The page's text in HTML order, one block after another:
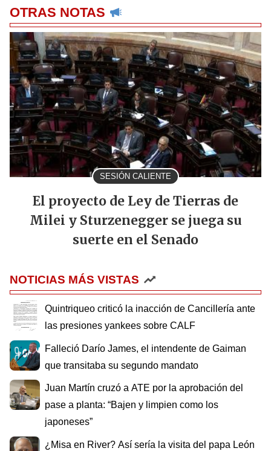
OTRAS NOTAS
SESIÓN CALIENTE
El proyecto de Ley de Tierras de
Milei y Sturzenegger se juega su
suerte en el Senado
NOTICIAS MÁS VISTAS
Quintriqueo criticó la inacción de Cancillería ante
las presiones yankees sobre CALF
Falleció Darío James, el intendente de Gaiman
que transitaba su segundo mandato
Juan Martín cruzó a ATE por la aprobación del
pase a planta: “Bajen y limpien como los
japoneses”
¿Misa en River? Así sería la visita del papa León